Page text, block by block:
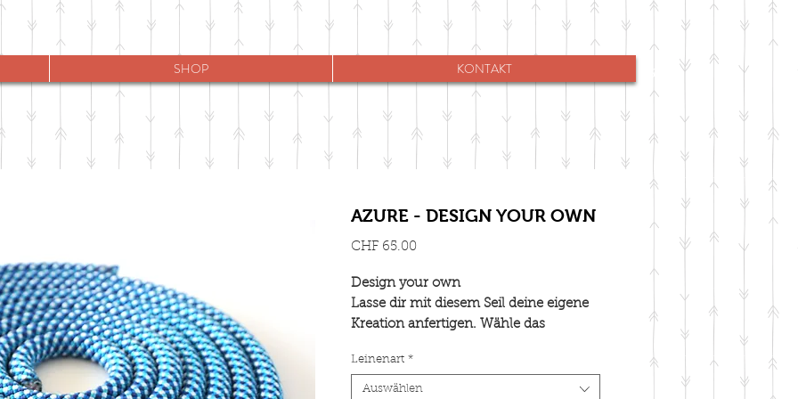
SHOP KONTAKT
AZURE - DESIGN YOUR OWN
CHF 65.00Preis
Design your own
Lasse dir mit diesem Seil deine eigene
Kreation anfertigen. Wähle das
Beschläge. Viele Ideen sind in der
Galerie zu finden.
Leinenart *
Auswählen